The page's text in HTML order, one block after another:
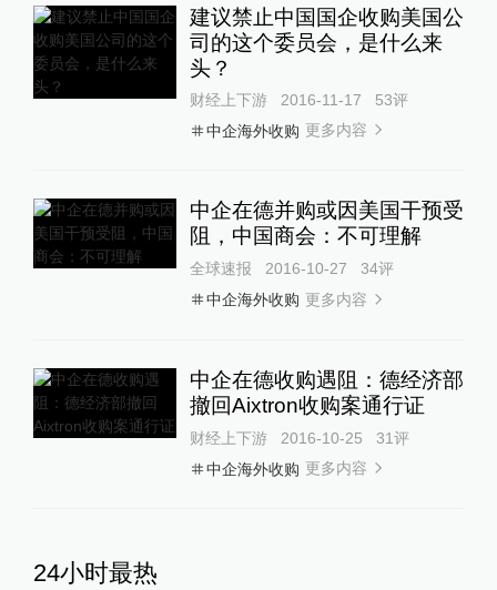
建议禁止中国国企收购美国公
司的这个委员会，是什么来
头？
财经上下游 2016-11-17 53评
中企海外收购 更多内容
中企在德并购或因美国干预受
阻，中国商会：不可理解
全球速报 2016-10-27 34评
中企海外收购 更多内容
中企在德收购遇阻：德经济部
撤回Aixtron收购案通行证
财经上下游 2016-10-25 31评
中企海外收购 更多内容
24小时最热